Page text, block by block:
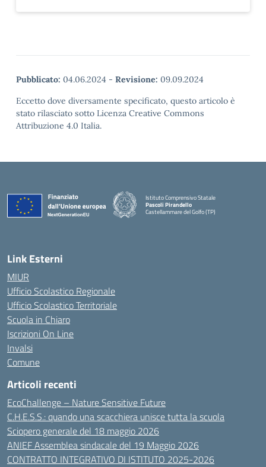
Pubblicato: 04.06.2024 - Revisione: 09.09.2024
Eccetto dove diversamente specificato, questo articolo è
stato rilasciato sotto Licenza Creative Commons
Attribuzione 4.0 Italia.
Istituto Comprensivo Statale
Pascoli Pirandello
Castellammare del Golfo (TP)
Link Esterni
MIUR
Ufficio Scolastico Regionale
Ufficio Scolastico Territoriale
Scuola in Chiaro
Iscrizioni On Line
Invalsi
Comune
Articoli recenti
EcoChallenge – Nature Sensitive Future
C.H.E.S.S.: quando una scacchiera unisce tutta la scuola
Sciopero generale del 18 maggio 2026
ANIEF Assemblea sindacale del 19 Maggio 2026
CONTRATTO INTEGRATIVO DI ISTITUTO 2025-2026